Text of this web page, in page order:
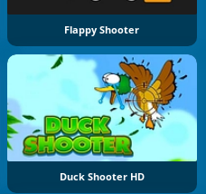
Flappy Shooter
Duck Shooter HD